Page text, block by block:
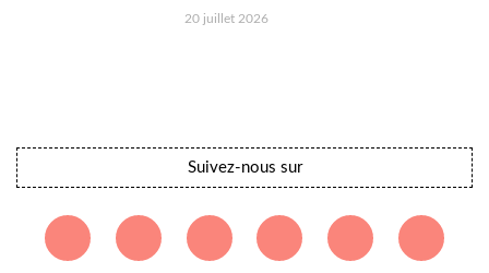
20 juillet 2026
Suivez-nous sur